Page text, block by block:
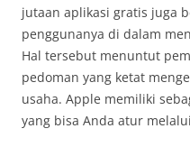
jutaan aplikasi gratis juga
penggunanya di dalam
Hal tersebut menuntut
pedoman yang ketat
usaha. Apple memiliki
yang bisa Anda atur